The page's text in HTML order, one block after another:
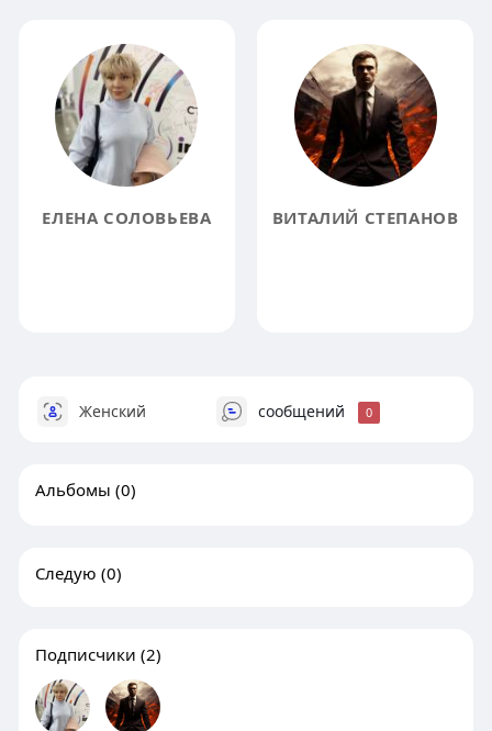
ЕЛЕНА СОЛОВЬЕВА ВИТАЛИЙ СТЕПАНОВ
Женский сообщений 0
Альбомы (0)
Следую (0)
Подписчики (2)